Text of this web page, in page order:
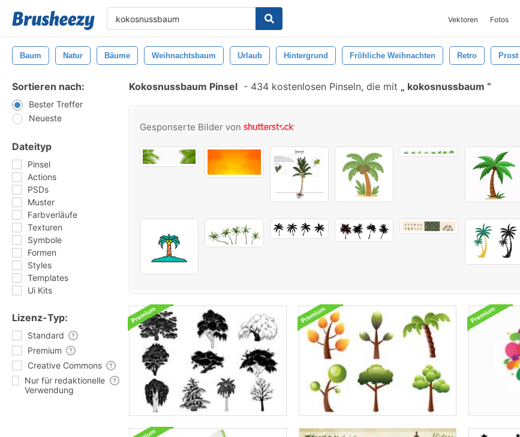
Vektoren Fotos
Baum Natur Bäume Weihnachtsbaum Urlaub Hintergrund Fröhliche Weihnachten Retro Prost
Sortieren nach:
Bester Treffer
Neueste
Dateityp
Pinsel
Actions
PSDs
Muster
Farbverläufe
Texturen
Symbole
Formen
Styles
Templates
Ui Kits
Lizenz-Typ:
Standard
Premium
Creative Commons
Nur für redaktionelle
Verwendung
Kokosnussbaum Pinsel - 434 kostenlosen Pinseln, die mit kokosnussbaum
Gesponserte Bilder von